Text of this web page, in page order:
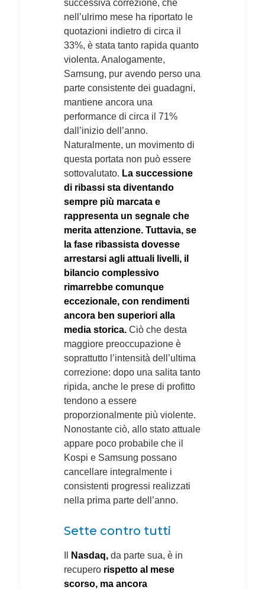
successiva correzione, che
nell’ulrimo mese ha riportato le
quotazioni indietro di circa il
33%, è stata tanto rapida quanto
violenta. Analogamente,
Samsung, pur avendo perso una
parte consistente dei guadagni,
mantiene ancora una
performance di circa il 71%
dall’inizio dell’anno.
Naturalmente, un movimento di
questa portata non può essere
sottovalutato. La successione
di ribassi sta diventando
sempre più marcata e
rappresenta un segnale che
merita attenzione. Tuttavia, se
la fase ribassista dovesse
arrestarsi agli attuali livelli, il
bilancio complessivo
rimarrebbe comunque
eccezionale, con rendimenti
ancora ben superiori alla
media storica. Ciò che desta
maggiore preoccupazione è
soprattutto l’intensità dell’ultima
correzione: dopo una salita tanto
ripida, anche le prese di profitto
tendono a essere
proporzionalmente più violente.
Nonostante ciò, allo stato attuale
appare poco probabile che il
Kospi e Samsung possano
cancellare integralmente i
consistenti progressi realizzati
nella prima parte dell’anno.
Sette contro tutti
Nasdaq, da parte sua, è in
recupero rispetto al mese
scorso, ma ancora